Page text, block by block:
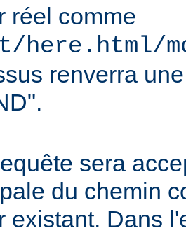
réel comme
here.html/
renverra
sera
du chemin
existant. Dans